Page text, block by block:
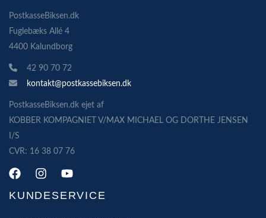
PostkasseBiksen.dk
Fuglebæks Allé 4
4400 Kalundborg
42 90 70 72
kontakt@postkassebiksen.dk
PostkasseBiksen.dk ejet af
KOBBER KOMPAGNIET V/MAX MICHAEL OG DORTHE JENSEN
I/S
CVR: 16 38 07 76
KUNDESERVICE